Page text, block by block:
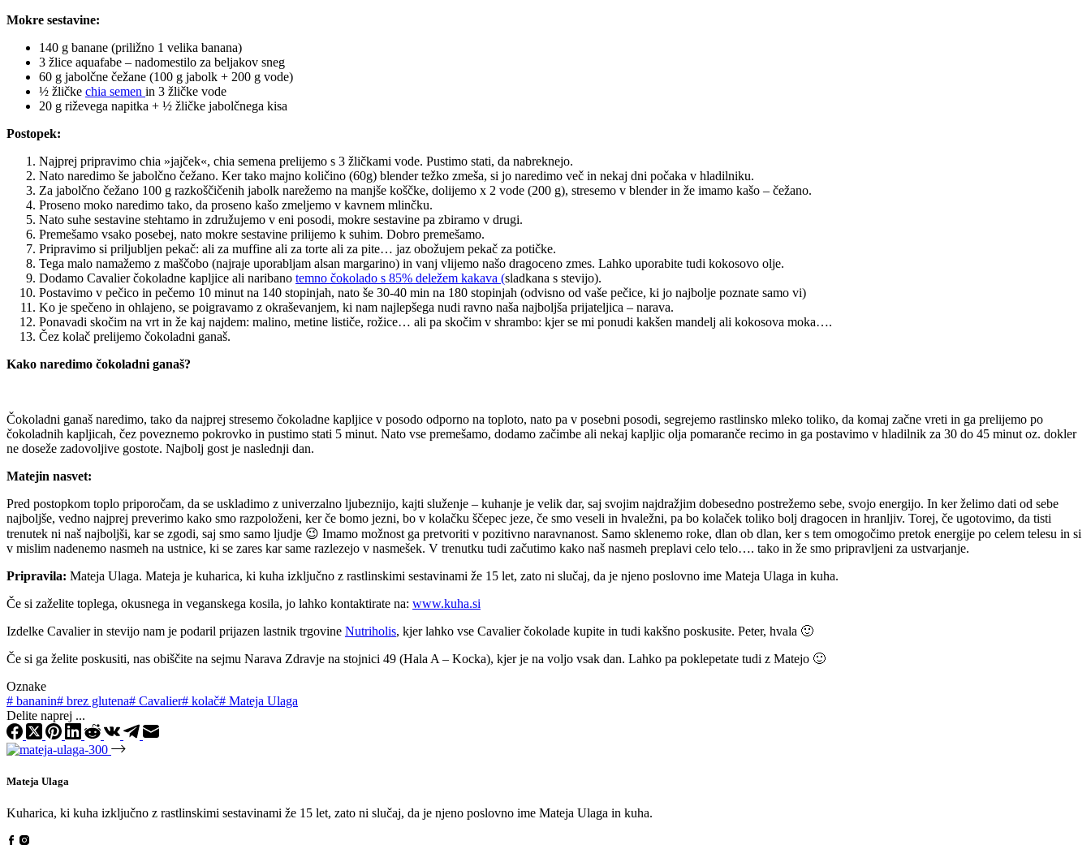
Mokre sestavine:
140 g banane (priližno 1 velika banana)
3 žlice aquafabe – nadomestilo za beljakov sneg
60 g jabolčne čežane (100 g jabolk + 200 g vode)
½ žličke chia semen in 3 žličke vode
20 g riževega napitka + ½ žličke jabolčnega kisa
Postopek:
Najprej pripravimo chia »jajček«, chia semena prelijemo s 3 žličkami vode. Pustimo stati, da nabreknejo.
Nato naredimo še jabolčno čežano. Ker tako majno količino (60g) blender težko zmeša, si jo naredimo več in nekaj dni počaka v hladilniku.
Za jabolčno čežano 100 g razkoščičenih jabolk narežemo na manjše koščke, dolijemo x 2 vode (200 g), stresemo v blender in že imamo kašo – čežano.
Proseno moko naredimo tako, da proseno kašo zmeljemo v kavnem mlinčku.
Nato suhe sestavine stehtamo in združujemo v eni posodi, mokre sestavine pa zbiramo v drugi.
Premešamo vsako posebej, nato mokre sestavine prilijemo k suhim. Dobro premešamo.
Pripravimo si priljubljen pekač: ali za muffine ali za torte ali za pite… jaz obožujem pekač za potičke.
Tega malo namažemo z maščobo (najraje uporabljam alsan margarino) in vanj vlijemo našo dragoceno zmes. Lahko uporabite tudi kokosovo olje.
Dodamo Cavalier čokoladne kapljice ali naribano temno čokolado s 85% deležem kakava (sladkana s stevijo).
Postavimo v pečico in pečemo 10 minut na 140 stopinjah, nato še 30-40 min na 180 stopinjah (odvisno od vaše pečice, ki jo najbolje poznate samo vi)
Ko je spečeno in ohlajeno, se poigravamo z okraševanjem, ki nam najlepšega nudi ravno naša najboljša prijateljica – narava.
Ponavadi skočim na vrt in že kaj najdem: malino, metine lističe, rožice… ali pa skočim v shrambo: kjer se mi ponudi kakšen mandelj ali kokosova moka….
Čez kolač prelijemo čokoladni ganaš.
Kako naredimo čokoladni ganaš?
Čokoladni ganaš naredimo, tako da najprej stresemo čokoladne kapljice v posodo odporno na toploto, nato pa v posebni posodi, segrejemo rastlinsko mleko toliko, da komaj začne vreti in ga prelijemo po
čokoladnih kapljicah, čez poveznemo pokrovko in pustimo stati 5 minut. Nato vse premešamo, dodamo začimbe ali nekaj kapljic olja pomaranče recimo in ga postavimo v hladilnik za 30 do 45 minut oz. dokler
ne doseže zadovoljive gostote. Najbolj gost je naslednji dan.
Matejin nasvet:
Pred postopkom toplo priporočam, da se uskladimo z univerzalno ljubeznijo, kajti služenje – kuhanje je velik dar, saj svojim najdražjim dobesedno postrežemo sebe, svojo energijo. In ker želimo dati od sebe
najboljše, vedno najprej preverimo kako smo razpoloženi, ker če bomo jezni, bo v kolačku ščepec jeze, če smo veseli in hvaležni, pa bo kolaček toliko bolj dragocen in hranljiv. Torej, če ugotovimo, da tisti
trenutek ni naš najboljši, kar se zgodi, saj smo samo ljudje 😉 Imamo možnost ga pretvoriti v pozitivno naravnanost. Samo sklenemo roke, dlan ob dlan, ker s tem omogočimo pretok energije po celem telesu in si
v mislim nadenemo nasmeh na ustnice, ki se zares kar same razlezejo v nasmešek. V trenutku tudi začutimo kako naš nasmeh preplavi celo telo…. tako in že smo pripravljeni za ustvarjanje.
Pripravila: Mateja Ulaga. Mateja je kuharica, ki kuha izključno z rastlinskimi sestavinami že 15 let, zato ni slučaj, da je njeno poslovno ime Mateja Ulaga in kuha.
Če si zaželite toplega, okusnega in veganskega kosila, jo lahko kontaktirate na: www.kuha.si
Izdelke Cavalier in stevijo nam je podaril prijazen lastnik trgovine Nutriholis, kjer lahko vse Cavalier čokolade kupite in tudi kakšno poskusite. Peter, hvala 🙂
Če si ga želite poskusiti, nas obiščite na sejmu Narava Zdravje na stojnici 49 (Hala A – Kocka), kjer je na voljo vsak dan. Lahko pa poklepetate tudi z Matejo 🙂
Oznake
# bananin# brez glutena# Cavalier# kolač# Mateja Ulaga
Delite naprej ...
Mateja Ulaga
Kuharica, ki kuha izključno z rastlinskimi sestavinami že 15 let, zato ni slučaj, da je njeno poslovno ime Mateja Ulaga in kuha.